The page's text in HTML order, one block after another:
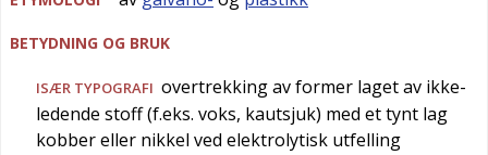
BETYDNING OG BRUK
ISÆR TYPOGRAFI overtrekking av former laget av ikke-
ledende stoff (f.eks. voks, kautsjuk) med et tynt lag
kobber eller nikkel ved elektrolytisk utfelling